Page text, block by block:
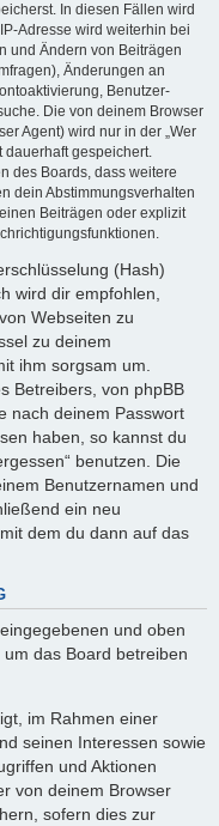
In diesen Fällen wird
Adresse wird weiterhin bei
und Ändern von Beiträgen
Änderungen an
Benutzer-
Die von deinem Browser
Agent) wird nur in der „Wer
dauerhaft gespeichert.
des Boards, dass weitere
dein Abstimmungsverhalten
Beiträgen oder explizit
(Hash)
wird dir empfohlen,
Webseiten zu
zu deinem
ihm sorgsam um.
Betreibers, von phpBB
nach deinem Passwort
haben, so kannst du
benutzen. Die
Benutzernamen und
ein neu
dem du dann auf das
und oben
das Board betreiben
im Rahmen einer
seinen Interessen sowie
und Aktionen
von deinem Browser
sofern dies zur